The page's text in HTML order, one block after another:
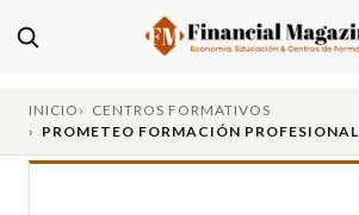
INICIO
CENTROS FORMATIVOS
PROMETEO FORMACIÓN PROFESIONAL